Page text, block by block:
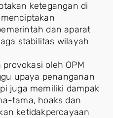
ketegangan di
dan aparat
stabilitas wilayah
oleh OPM
upaya penanganan
juga memiliki dampak
tama, hoaks dan
ketidakpercayaan